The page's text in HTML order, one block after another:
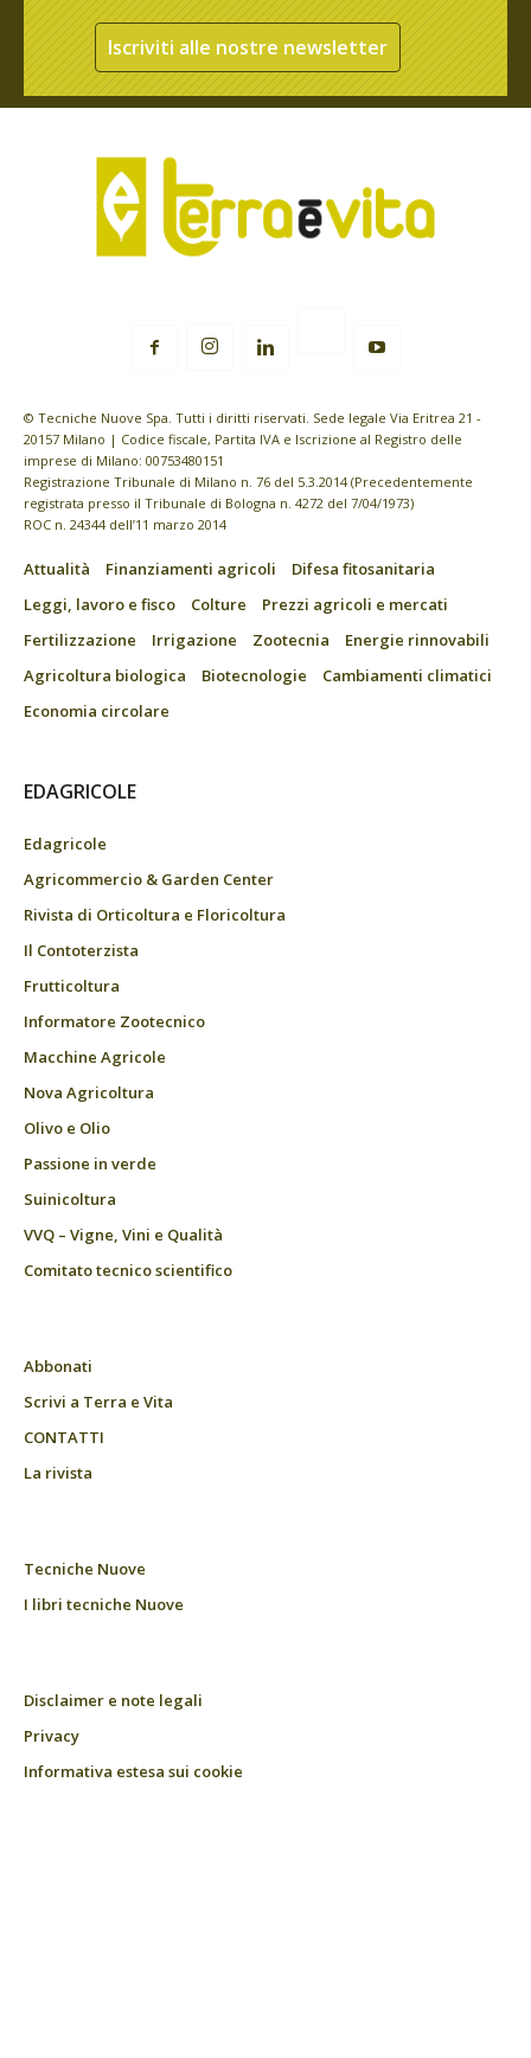
Iscriviti alle nostre newsletter
© Tecniche Nuove Spa. Tutti i diritti riservati. Sede legale Via Eritrea 21 -
20157 Milano | Codice fiscale, Partita IVA e Iscrizione al Registro delle
imprese di Milano: 00753480151
Registrazione Tribunale di Milano n. 76 del 5.3.2014 (Precedentemente
registrata presso il Tribunale di Bologna n. 4272 del 7/04/1973)
ROC n. 24344 dell’11 marzo 2014
Attualità Finanziamenti agricoli
Difesa fitosanitaria
Leggi, lavoro e fisco
Colture
Prezzi agricoli e mercati
Fertilizzazione
Irrigazione Zootecnia
Energie rinnovabili
Agricoltura biologica
Biotecnologie
Cambiamenti climatici
Economia circolare
EDAGRICOLE
Edagricole
Agricommercio & Garden Center
Rivista di Orticoltura e Floricoltura
Il Contoterzista
Frutticoltura
Informatore Zootecnico
Macchine Agricole
Nova Agricoltura
Olivo e Olio
Passione in verde
Suinicoltura
VVQ – Vigne, Vini e Qualità
Comitato tecnico scientifico
Abbonati
Scrivi a Terra e Vita
CONTATTI
La rivista
Tecniche Nuove
I libri tecniche Nuove
Disclaimer e note legali
Privacy
Informativa estesa sui cookie